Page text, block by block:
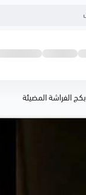
بكج الفراشة المضيئة